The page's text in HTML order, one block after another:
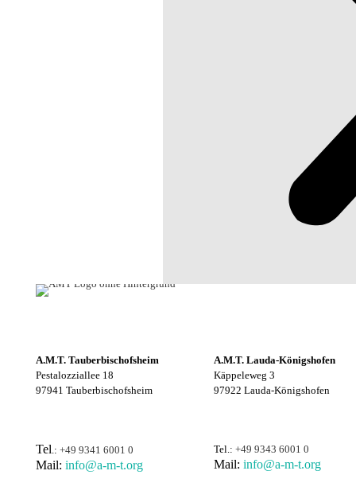
A.M.T. Tauberbischofsheim
Pestalozziallee 18
97941 Tauberbischofsheim
Tel .: +49 9341 6001 0
Mail: info@a-m-t.org
A.M.T. Lauda-Königshofen
Käppeleweg 3
97922 Lauda-Königshofen
Tel.: +49 9343 6001 0
Mail: info@a-m-t.org